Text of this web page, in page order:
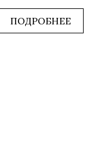
ПОДРОБНЕЕ